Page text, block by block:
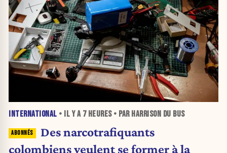
INTERNATIONAL • IL Y A 7 HEURES• PAR HARRISON DU BUS
Des narcotrafiquants
colombiens veulent se former à la